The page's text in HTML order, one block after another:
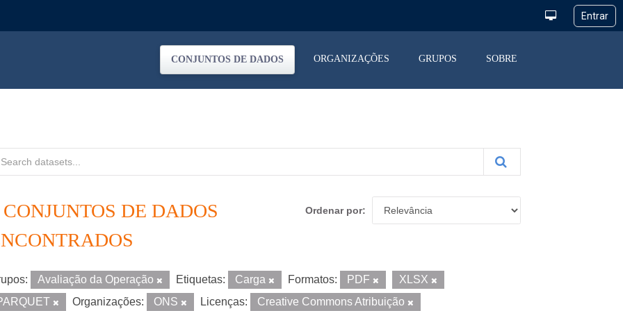
CONJUNTOS DE DADOS ORGANIZAÇÕES GRUPOS SOBRE
Ordenar por
CONJUNTOS DE DADOS
Avaliação da Operação Etiquetas: Carga Formatos: PDF
XLSX
Organizações: ONS Licenças: Creative Commons Atribuição